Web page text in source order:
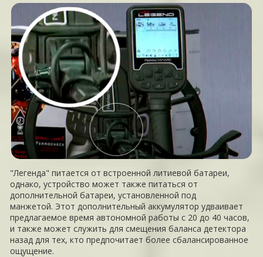
"Легенда" питается от встроенной литиевой батареи,
однако, устройство может также питаться от
дополнительной батареи, установленной под
манжетой. Этот дополнительный аккумулятор удваивает
предлагаемое время автономной работы с 20 до 40 часов,
и также может служить для смещения баланса детектора
назад для тех, кто предпочитает более сбалансированное
ощущение.